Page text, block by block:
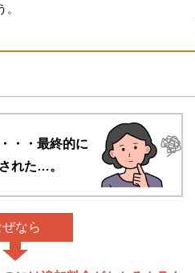
・・ 最終的に
れた…。
ぜなら